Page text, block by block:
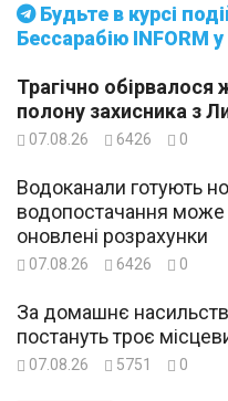
Будьте в курсі подій. Підписуйтесь на
Бессарабію INFORM
Трагічно обірвалося
полону захисника з
07.08.26 6426 0
Водоканали готують
водопостачання може
оновлені розрахунки
07.08.26 6426 0
За домашнє
постануть троє
07.08.26 5751 0